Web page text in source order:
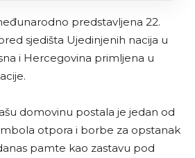
predstavljena 22.
sjedišta Ujedinjenih nacija u
i Hercegovina primljena u
domovinu postala je jedan od
otpora i borbe za opstanak
pamte kao zastavu pod